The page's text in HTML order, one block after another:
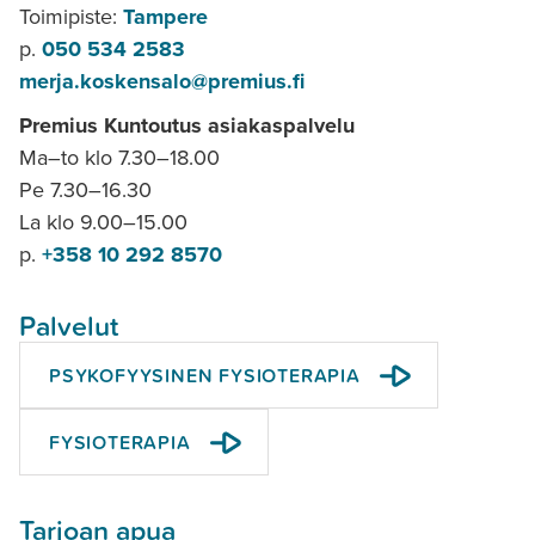
Toimipiste: Tampere
p. 050 534 2583
merja.koskensalo@premius.fi
Premius Kuntoutus asiakaspalvelu
Ma–to klo 7.30–18.00
Pe 7.30–16.30
La klo 9.00–15.00
p. +358 10 292 8570
Palvelut
PSYKOFYYSINEN FYSIOTERAPIA
FYSIOTERAPIA
Tarjoan apua